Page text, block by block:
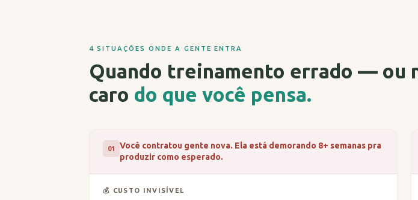
4 SITUAÇÕES ONDE A GENTE ENTRA
Quando treinamento errado — ou
caro do que você pensa.
01
Você contratou gente nova. Ela está demorando 8+ semanas pra
produzir como esperado.
💰 CUSTO INVISÍVEL